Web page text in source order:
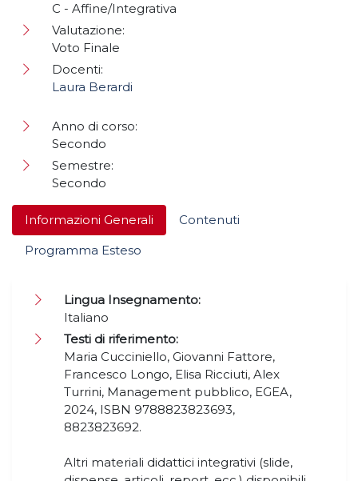
Informazioni Generali
Contenuti
Programma Esteso
Lingua Insegnamento:
Italiano
Testi di riferimento:
Maria Cucciniello, Giovanni Fattore,
Francesco Longo, Elisa Ricciuti, Alex
Turrini, Management pubblico, EGEA,
2024, ISBN 9788823823693,
8823823692.
Altri materiali didattici integrativi (slide,
C - Affine/Integrativa
Valutazione:
Voto Finale
Docenti:
Laura Berardi
Anno di corso:
Secondo
Semestre:
Secondo